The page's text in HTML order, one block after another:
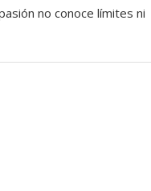
no conoce límites ni